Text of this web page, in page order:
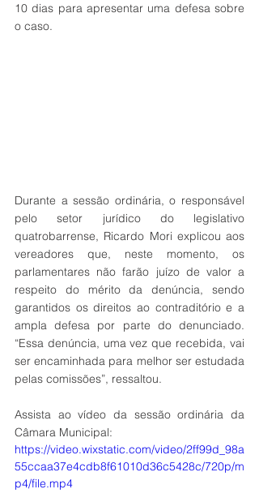
10 dias para apresentar uma defesa sobre
o caso.
Durante a sessão ordinária, o responsável
pelo setor jurídico do legislativo
quatrobarrense, Ricardo Mori explicou aos
vereadores que, neste momento, os
parlamentares não farão juízo de valor a
respeito do mérito da denúncia, sendo
garantidos os direitos ao contraditório e a
ampla defesa por parte do denunciado.
“Essa denúncia, uma vez que recebida, vai
ser encaminhada para melhor ser estudada
pelas comissões”, ressaltou.
Assista ao vídeo da sessão ordinária da
Câmara Municipal:
https://video.wixstatic.com/video/2ff99d_98a
55ccaa37e4cdb8f61010d36c5428c/720p/m
p4/file.mp4